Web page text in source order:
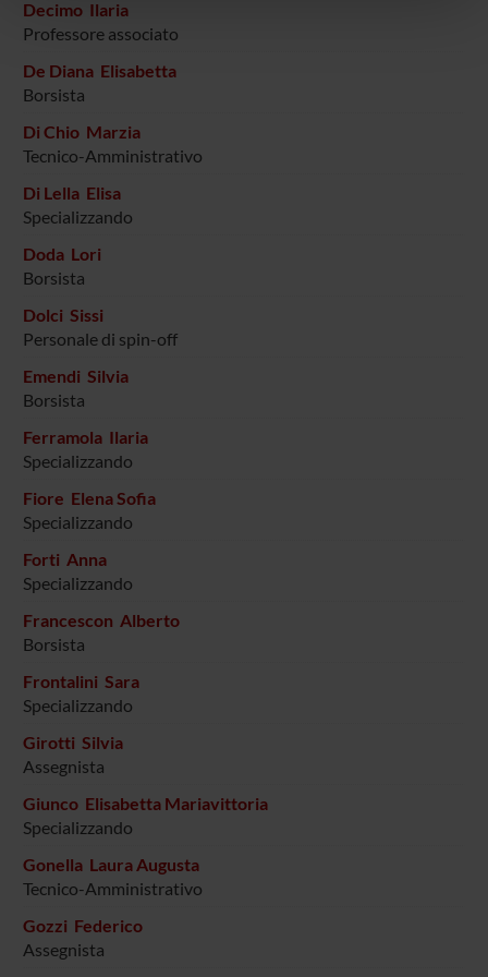
pubblicità e social media, i quali potrebbero combinarle
raccolto dal tuo utilizzo dei loro servizi.
Decimo Ilaria
Professore associato
De Diana Elisabetta
Borsista
Di Chio Marzia
Tecnico-Amministrativo
Di Lella Elisa
Specializzando
Doda Lori
Borsista
Dolci Sissi
Personale di spin-off
Emendi Silvia
Borsista
Ferramola Ilaria
Specializzando
Fiore Elena Sofia
Specializzando
Forti Anna
Specializzando
Francescon Alberto
Borsista
Frontalini Sara
Specializzando
Girotti Silvia
Assegnista
Giunco Elisabetta Mariavittoria
Specializzando
Gonella Laura Augusta
Tecnico-Amministrativo
Gozzi Federico
Assegnista